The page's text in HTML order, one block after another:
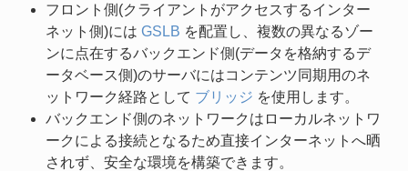
フロント側(クライアントがアクセスするインター
ネット側)には GSLB を配置し、複数の異なるゾー
ンに点在するバックエンド側(データを格納するデ
ータベース側)のサーバにはコンテンツ同期用のネ
ットワーク経路として ブリッジ を使用します。
バックエンド側のネットワークはローカルネットワ
ークによる接続となるため直接インターネットへ晒
されず、安全な環境を構築できます。